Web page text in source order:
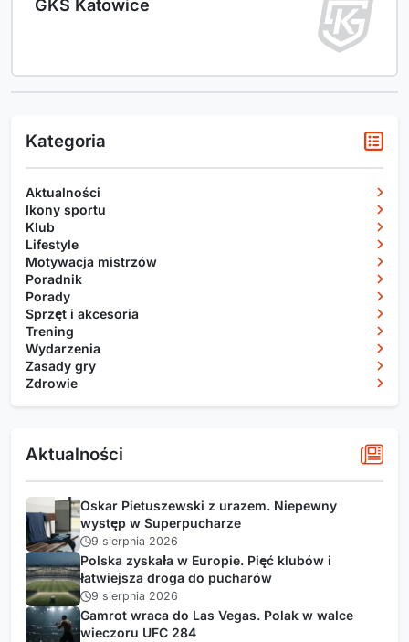
GKS Katowice
Kategoria
Aktualności
Ikony sportu
Klub
Lifestyle
Motywacja mistrzów
Poradnik
Porady
Sprzęt i akcesoria
Trening
Wydarzenia
Zasady gry
Zdrowie
Aktualności
Oskar Pietuszewski z urazem. Niepewny
występ w Superpucharze
9 sierpnia 2026
Polska zyskała w Europie. Pięć klubów i
łatwiejsza droga do pucharów
9 sierpnia 2026
Gamrot wraca do Las Vegas. Polak w walce
wieczoru UFC 284